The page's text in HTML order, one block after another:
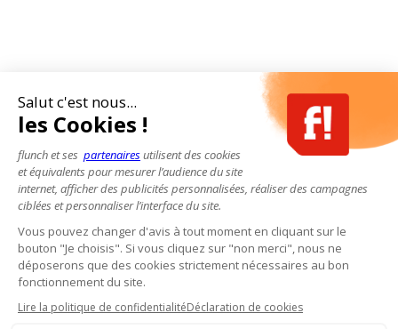
Salut c'est nous...
les Cookies !
flunch et ses partenairesutilisent des cookies
et équivalents pour mesurer l’audience du site
internet, afficher des publicités personnalisées, réaliser des campagnes
ciblées et personnaliser l’interface du site.
Vous pouvez changer d'avis à tout moment en cliquant sur le
bouton "Je choisis". Si vous cliquez sur "non merci", nous ne
déposerons que des cookies strictement nécessaires au bon
fonctionnement du site.
Lire la politique de confidentialitéDéclaration de cookies